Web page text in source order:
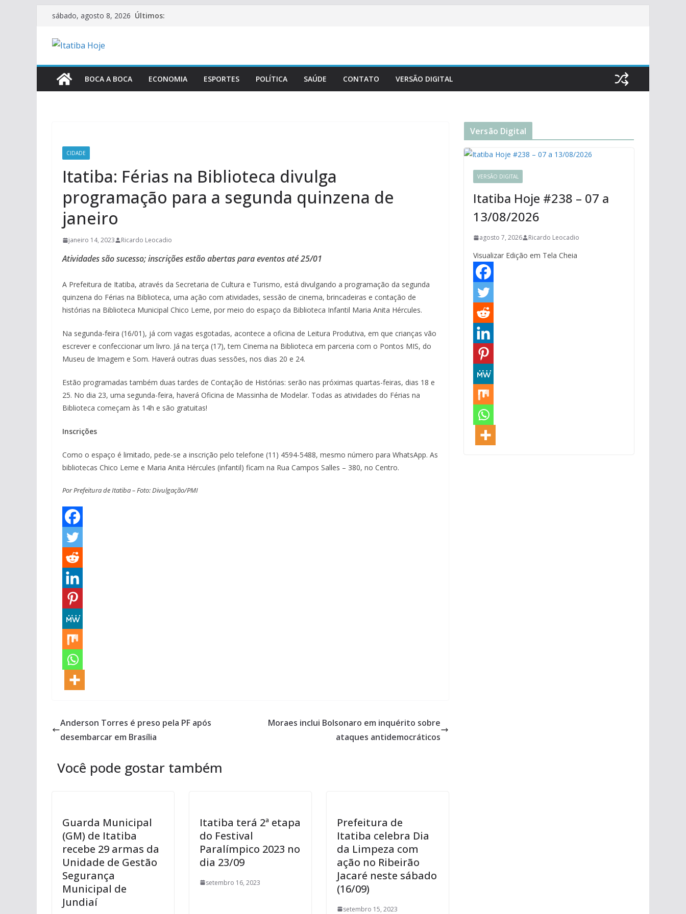
Pularsábado, agosto 8, 2026 Últimos:
BOCA A BOCA ECONOMIA ESPORTES POLÍTICA SAÚDE CONTATO VERSÃO DIGITAL
CIDADE
Itatiba: Férias na Biblioteca divulga
programação para a segunda quinzena de
janeiro
janeiro 14, 2023 Ricardo Leocadio
Atividades são sucesso; inscrições estão abertas para eventos até 25/01
A Prefeitura de Itatiba, através da Secretaria de Cultura e Turismo, está divulgando a programação da segunda
quinzena do Férias na Biblioteca, uma ação com atividades, sessão de cinema, brincadeiras e contação de
histórias na Biblioteca Municipal Chico Leme, por meio do espaço da Biblioteca Infantil Maria Anita Hércules.
Na segunda-feira (16/01), já com vagas esgotadas, acontece a oficina de Leitura Produtiva, em que crianças vão
escrever e confeccionar um livro. Já na terça (17), tem Cinema na Biblioteca em parceria com o Pontos MIS, do
Museu de Imagem e Som. Haverá outras duas sessões, nos dias 20 e 24.
Estão programadas também duas tardes de Contação de Histórias: serão nas próximas quartas-feiras, dias 18 e
25. No dia 23, uma segunda-feira, haverá Oficina de Massinha de Modelar. Todas as atividades do Férias na
Biblioteca começam às 14h e são gratuitas!
Inscrições
Como o espaço é limitado, pede-se a inscrição pelo telefone (11) 4594-5488, mesmo número para WhatsApp. As
bibliotecas Chico Leme e Maria Anita Hércules (infantil) ficam na Rua Campos Salles – 380, no Centro.
Por Prefeitura de Itatiba – Foto: Divulgação/PMI
Anderson Torres é preso pela PF após
desembarcar em Brasília
Moraes inclui Bolsonaro em inquérito sobre
ataques antidemocráticos
Você pode gostar também
Guarda Municipal
(GM) de Itatiba
recebe 29 armas da
Unidade de Gestão
Segurança
Municipal de
Jundiaí
Itatiba terá 2ª etapa
do Festival
Paralímpico 2023 no
dia 23/09
setembro 16, 2023
Prefeitura de
Itatiba celebra Dia
da Limpeza com
ação no Ribeirão
Jacaré neste sábado
(16/09)
setembro 15, 2023
Versão Digital
VERSÃO DIGITAL
Itatiba Hoje #238 – 07 a
13/08/2026
agosto 7, 2026 Ricardo Leocadio
Visualizar Edição em Tela Cheia